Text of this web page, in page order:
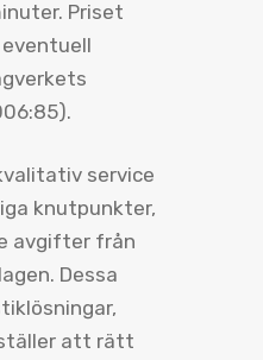
Priset
service
knutpunkter,
avgifter från
Dessa
att rätt